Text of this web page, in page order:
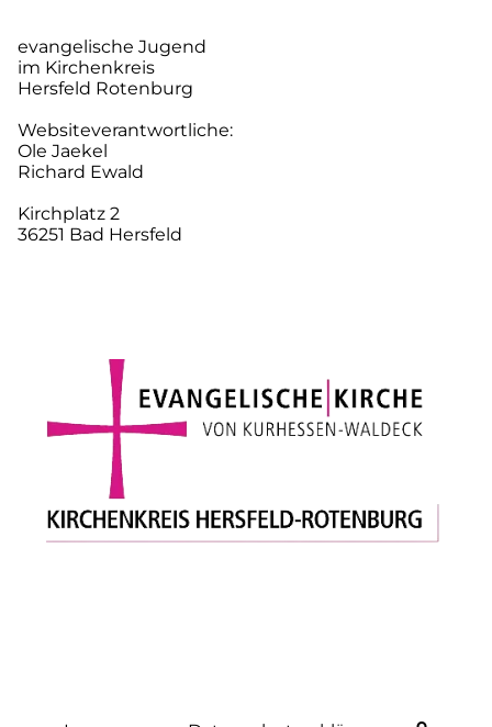
evangelische Jugend
im Kirchenkreis
Hersfeld Rotenburg
Websiteverantwortliche:
Ole Jaekel
Richard Ewald
Kirchplatz 2
36251 Bad Hersfeld